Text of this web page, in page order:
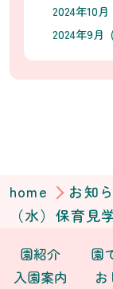
2024年10
2024年9月
home お知
（水）保育見
園紹介 園
入園案内
お